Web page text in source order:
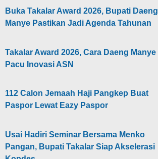
Buka Takalar Award 2026, Bupati Daeng
Manye Pastikan Jadi Agenda Tahunan
Takalar Award 2026, Cara Daeng Manye
Pacu Inovasi ASN
112 Calon Jemaah Haji Pangkep Buat
Paspor Lewat Eazy Paspor
Usai Hadiri Seminar Bersama Menko
Pangan, Bupati Takalar Siap Akselerasi